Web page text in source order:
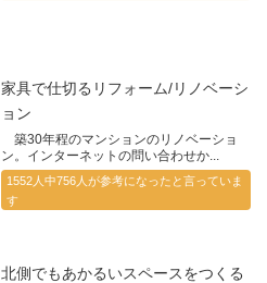
家具で仕切るリフォーム/リノベーシ
ョン
築30年程のマンションのリノベーショ
ン。インターネットの問い合わせか...
1552人中756人が参考になったと言っていま
す
北側でもあかるいスペースをつくる